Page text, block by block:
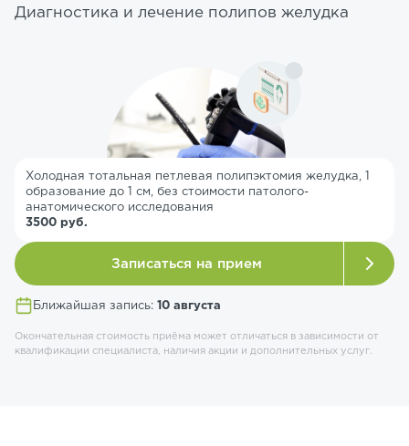
Диагностика и лечение полипов желудка
Ближайшая запись: 10 августа
Холодная тотальная петлевая полипэктомия желудка, 1
образование до 1 см, без стоимости патолого-
анатомического исследования
3500 руб.
Записаться на прием
Окончательная стоимость приёма может отличаться в зависимости от
квалификации специалиста, наличия акции и дополнительных услуг.